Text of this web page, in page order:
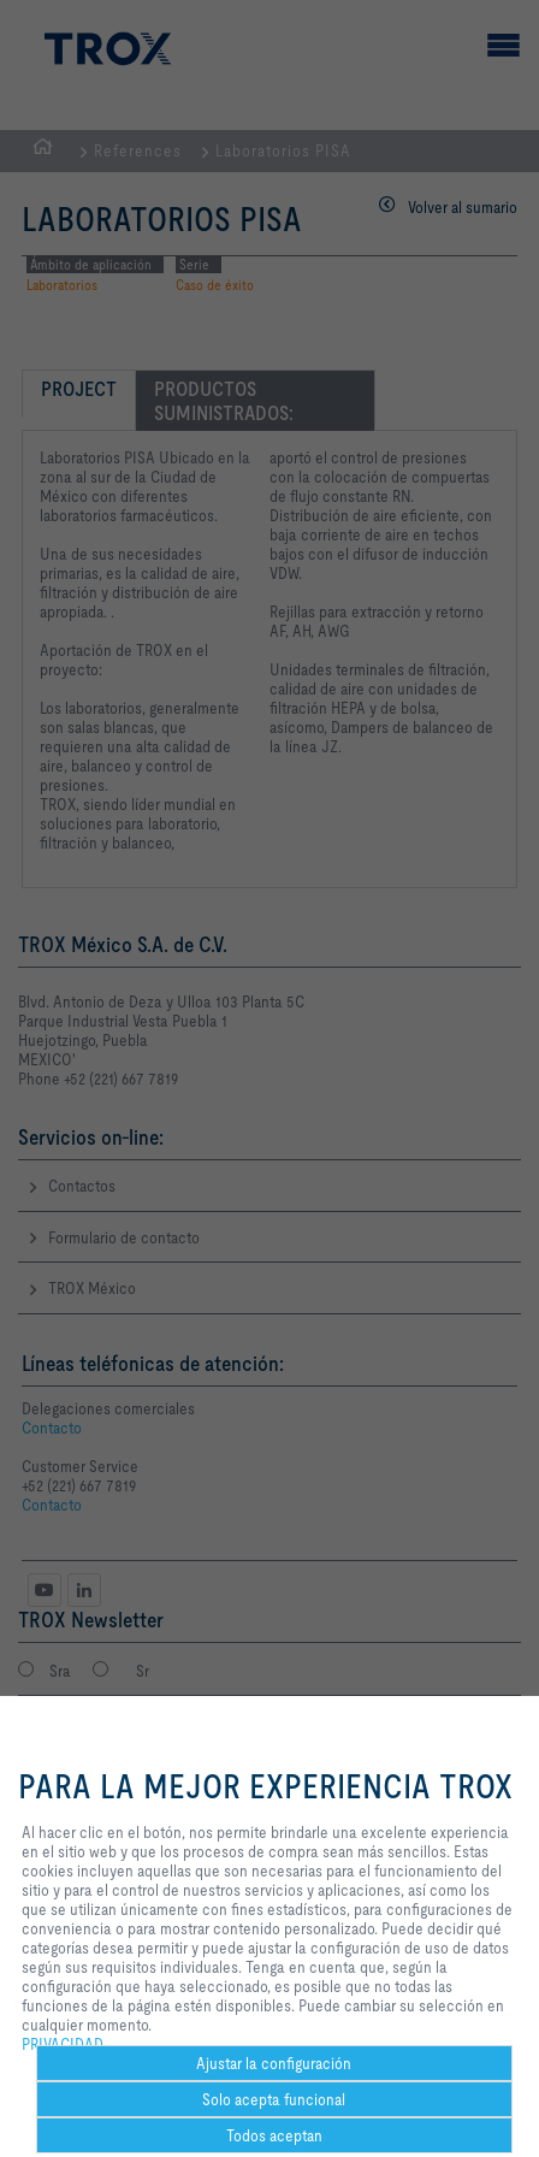
PÁGINA
PRINCIPAL
References Laboratorios PISA
LABORATORIOS PISA Volver al sumario
Ámbito de aplicación
Laboratorios
Serie
Caso de éxito
PROJECT
PRODUCTOS
SUMINISTRADOS:
Laboratorios PISA Ubicado en la
zona al sur de la Ciudad de
México con diferentes
laboratorios farmacéuticos.
Una de sus necesidades
primarias, es la calidad de aire,
filtración y distribución de aire
apropiada. .
Aportación de TROX en el
proyecto:
Los laboratorios, generalmente
son salas blancas, que
requieren una alta calidad de
aire, balanceo y control de
presiones.
TROX, siendo líder mundial en
soluciones para laboratorio,
filtración y balanceo,
aportó el control de presiones
con la colocación de compuertas
de flujo constante RN.
Distribución de aire eficiente, con
baja corriente de aire en techos
bajos con el difusor de inducción
VDW.
Rejillas para extracción y retorno
AF, AH, AWG
Unidades terminales de filtración,
calidad de aire con unidades de
filtración HEPA y de bolsa,
asícomo, Dampers de balanceo de
la línea JZ.
TROX México S.A. de C.V.
Blvd. Antonio de Deza y Ulloa 103 Planta 5C
Parque Industrial Vesta Puebla 1
Huejotzingo, Puebla
MEXICO'
Phone +52 (221) 667 7819
Servicios on-line:
Contactos
Formulario de contacto
TROX México
Líneas teléfonicas de atención:
Delegaciones comerciales
Contacto
Customer Service
+52 (221) 667 7819
Contacto
TROX Newsletter
Sra Sr
Consiento que mis datos sean guardados en cumplimiento con la
política de protección de datos de TROX.
Login
Inicio Contactos Condiciones de contratación
Aviso legal
2026 © TROX México S.A. de C.V.
permite brindarle una excelente
experiencia en el sitio web y que
sencillos. Estas cookies incluyen
aquellas que son necesarias para
el funcionamiento del sitio y para
el control de nuestros servicios y
aplicaciones, así como los que se
utilizan únicamente con fines
estadísticos, para configuraciones
de conveniencia o para mostrar
contenido personalizado. Puede
decidir qué categorías desea
configuración de uso de datos
según sus requisitos individuales.
Tenga en cuenta que, según la
configuración que haya
seleccionado, es posible que no
todas las funciones de la página
PARA LA MEJOR EXPERIENCIA TROX
Al hacer clic en el botón, nos permite brindarle una excelente experiencia
en el sitio web y que los procesos de compra sean más sencillos. Estas
cookies incluyen aquellas que son necesarias para el funcionamiento del
sitio y para el control de nuestros servicios y aplicaciones, así como los
que se utilizan únicamente con fines estadísticos, para configuraciones de
conveniencia o para mostrar contenido personalizado. Puede decidir qué
categorías desea permitir y puede ajustar la configuración de uso de datos
según sus requisitos individuales. Tenga en cuenta que, según la
configuración que haya seleccionado, es posible que no todas las
funciones de la página estén disponibles. Puede cambiar su selección en
cualquier momento.
PRIVACIDAD
Ajustar la configuración
Solo acepta funcional
Todos aceptan